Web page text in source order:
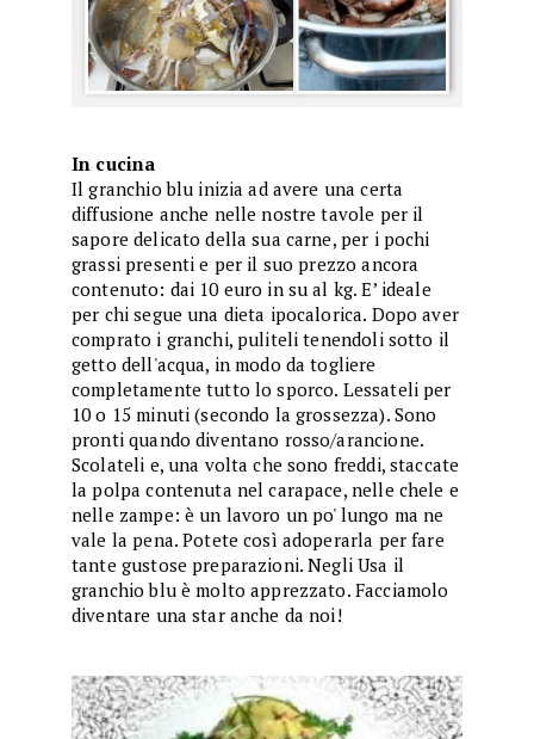
In cucina
Il granchio blu inizia ad avere una certa
diffusione anche nelle nostre tavole per il
sapore delicato della sua carne, per i pochi
grassi presenti e per il suo prezzo ancora
contenuto: dai 10 euro in su al kg. E’ ideale
per chi segue una dieta ipocalorica. Dopo aver
comprato i granchi, puliteli tenendoli sotto il
getto dell'acqua, in modo da togliere
completamente tutto lo sporco. Lessateli per
10 o 15 minuti (secondo la grossezza). Sono
pronti quando diventano rosso/arancione.
Scolateli e, una volta che sono freddi, staccate
la polpa contenuta nel carapace, nelle chele e
nelle zampe: è un lavoro un po' lungo ma ne
vale la pena. Potete così adoperarla per fare
tante gustose preparazioni. Negli Usa il
granchio blu è molto apprezzato. Facciamolo
diventare una star anche da noi!